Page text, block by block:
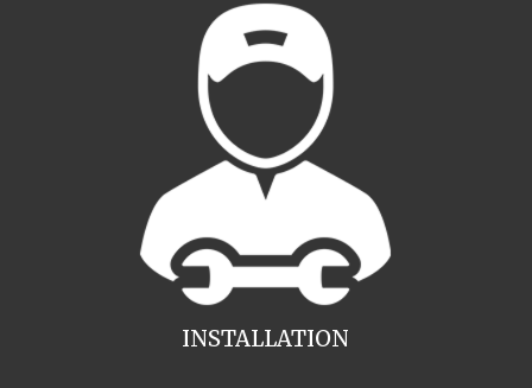
INSTALLATION